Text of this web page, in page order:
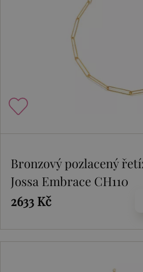
Bronzový pozlacený
Jossa Embrace CH110
2633 Kč